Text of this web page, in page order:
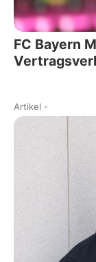
FC Bayern
Artikel -